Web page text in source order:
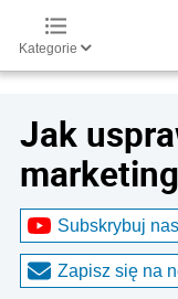
Kategorie
Jak
Subskrybuj
Zapisz się na